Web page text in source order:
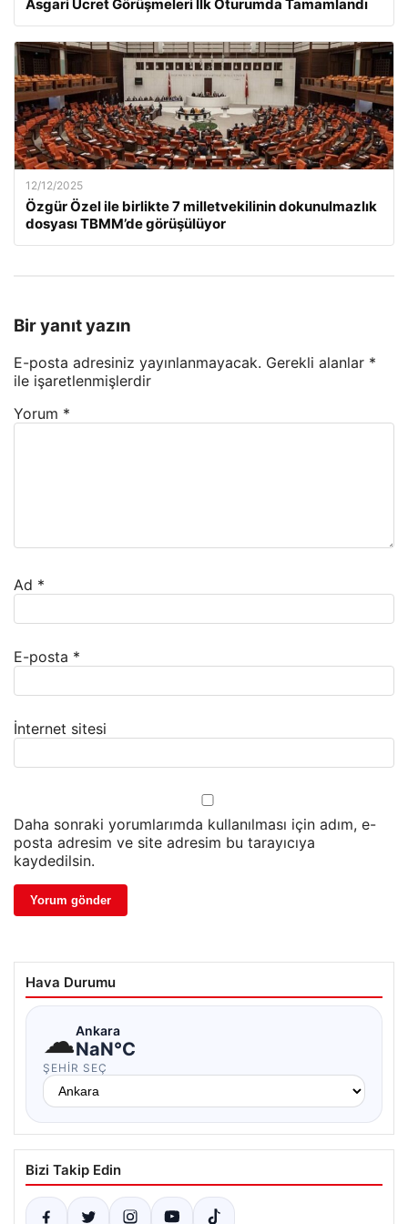
Asgari Ücret Görüşmeleri İlk Oturumda Tamamlandı
12/12/2025
Özgür Özel ile birlikte 7 milletvekilinin dokunulmazlık
dosyası TBMM’de görüşülüyor
Bir yanıt yazın
E-posta adresiniz yayınlanmayacak. Gerekli alanlar *
ile işaretlenmişlerdir
Yorum *
Ad *
E-posta *
İnternet sitesi
Daha sonraki yorumlarımda kullanılması için adım, e-
posta adresim ve site adresim bu tarayıcıya
kaydedilsin.
Hava Durumu
☁Ankara
NaN°C
ŞEHIR SEÇ
Bizi Takip Edin